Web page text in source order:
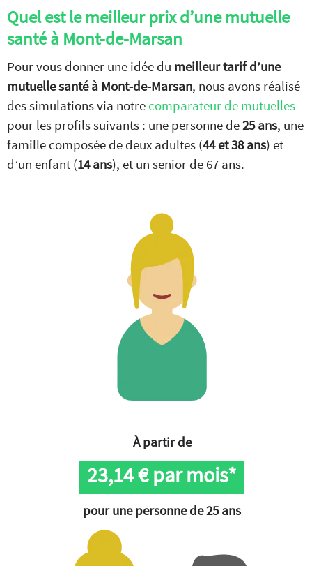
Quel est le meilleur prix d’une mutuelle
santé à Mont-de-Marsan
Pour vous donner une idée du meilleur tarif d’une
mutuelle santé à Mont-de-Marsan, nous avons réalisé
des simulations via notre comparateur de mutuelles
pour les profils suivants : une personne de25 ans, une
famille composée de deux adultes (44 et 38 ans) et
d’un enfant (14 ans), et un senior de 67 ans.
À partir de
23,14€ par mois*
pour une personne de 25 ans